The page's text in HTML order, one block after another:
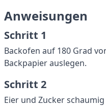
Anweisungen
Schritt 1
Backofen auf 180 Grad
Backpapier auslegen.
Schritt 2
Eier und Zucker